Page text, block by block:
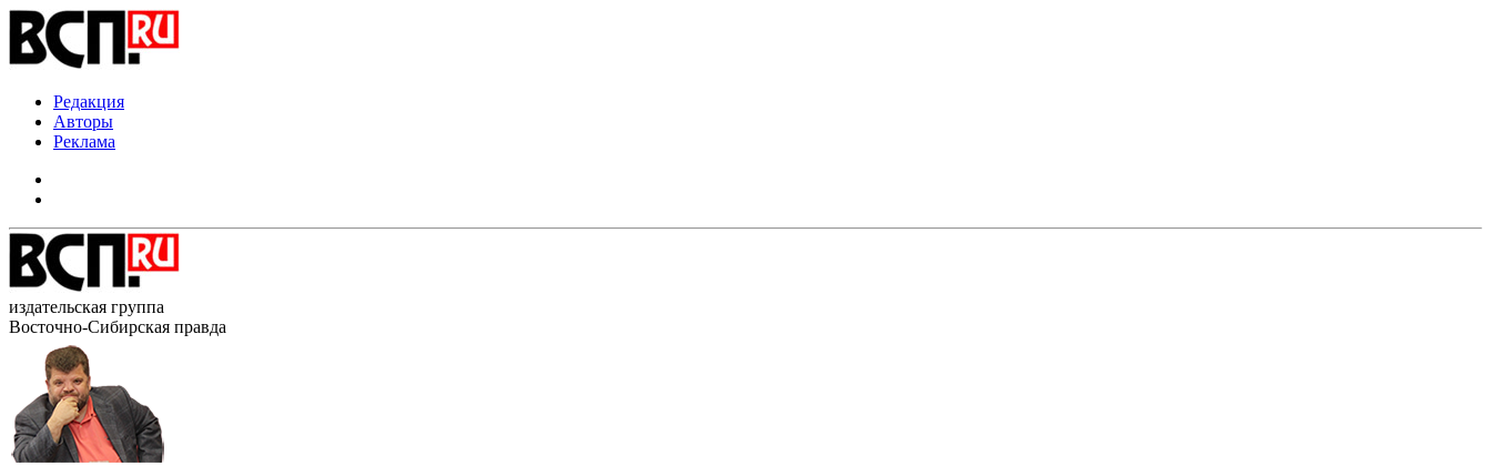
Редакция
Авторы
Реклама
издательская группа
Восточно-Сибирская правда